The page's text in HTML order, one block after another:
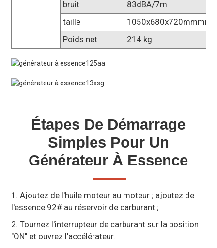
bruit
83dBA/7m
taille
1050x680x720mmmm
Poids net
214 kg
Étapes De Démarrage
Simples Pour Un
Générateur À Essence
1. Ajoutez de l'huile moteur au moteur ; ajoutez de
l'essence 92# au réservoir de carburant ;
2. Tournez l'interrupteur de carburant sur la position
"ON" et ouvrez l'accélérateur.